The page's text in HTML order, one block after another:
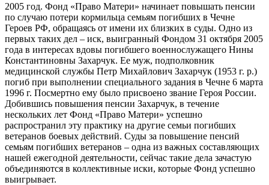
2005 год. Фонд «Право Матери» начинает повышать пенсии
по случаю потери кормильца семьям погибших в Чечне
Героев РФ, обращаясь от имени их близких в суды. Одно из
первых таких дел – иск, выигранный Фондом 31 октября 2005
года в интересах вдовы погибшего военнослужащего Нины
Константиновны Захарчук. Ее муж, подполковник
медицинской службы Петр Михайлович Захарчук (1953 г. р.)
погиб при выполнении специального задания в Чечне 6 марта
1996 г. Посмертно ему было присвоено звание Героя России.
Добившись повышения пенсии Захарчук, в течение
нескольких лет Фонд «Право Матери» успешно
распространил эту практику на другие семьи погибших
ветеранов боевых действий. Суды за повышение пенсий
семьям погибших ветеранов – одна из важных составляющих
нашей ежегодной деятельности, сейчас такие дела зачастую
объединяются в коллективные иски, которые Фонд успешно
выигрывает.